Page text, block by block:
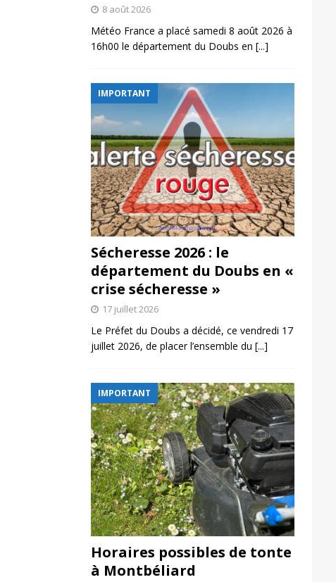
8 août 2026
Météo France a placé samedi 8 août 2026 à
16h00 le département du Doubs en [...]
IMPORTANT
Sécheresse 2026 : le
département du Doubs en «
crise sécheresse »
17 juillet 2026
Le Préfet du Doubs a décidé, ce vendredi 17
juillet 2026, de placer l’ensemble du [...]
IMPORTANT
Horaires possibles de tonte
à Montbéliard